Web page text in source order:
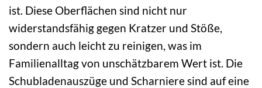
ist. Diese Oberflächen sind nicht nur
widerstandsfähig gegen Kratzer und Stöße,
sondern auch leicht zu reinigen, was im
Familienalltag von unschätzbarem Wert ist. Die
Schubladenauszüge und Scharniere sind auf eine